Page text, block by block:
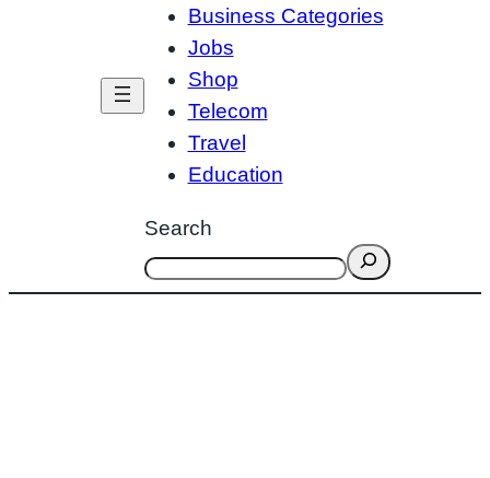
Business Categories
Jobs
Shop
Telecom
Travel
Education
Search